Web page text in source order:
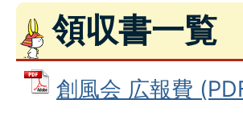
領収書一覧
創風会 広報費